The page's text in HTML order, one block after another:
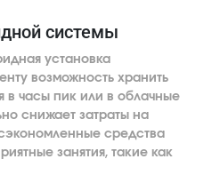
системы
установка
возможность хранить
в часы пик или в облачные
снижает затраты на
средства
занятия, такие как